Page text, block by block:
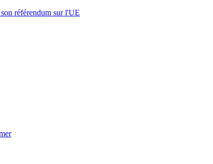
référendum sur l'UE